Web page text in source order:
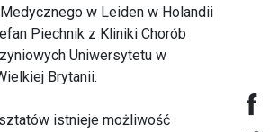
w Leiden w Holandii
Piechnik z Kliniki Chorób
Uniwersytetu w
Brytanii.
istnieje możliwość